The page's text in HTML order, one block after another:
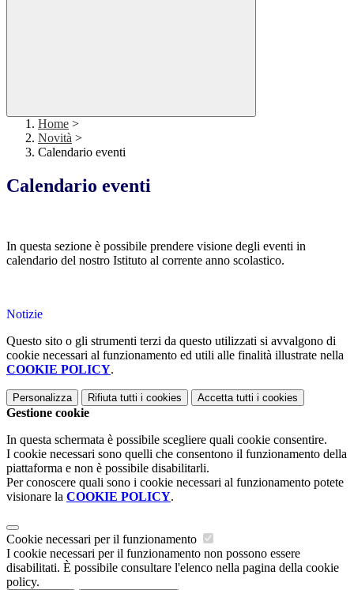
Home >
Novità >
Calendario eventi
Calendario eventi
In questa sezione è possibile prendere visione degli eventi in
calendario del nostro Istituto al corrente anno scolastico.
Notizie
Questo sito o gli strumenti terzi da questo utilizzati si avvalgono di
cookie necessari al funzionamento ed utili alle finalità illustrate nella
COOKIE POLICY.
Personalizza Rifiuta tutti i cookies Accetta tutti i cookies
Gestione cookie
In questa schermata è possibile scegliere quali cookie consentire.
I cookie necessari sono quelli che consentono il funzionamento della
piattaforma e non è possibile disabilitarli.
Per conoscere quali sono i cookie necessari al funzionamento potete
visionare la COOKIE POLICY.
Cookie necessari per il funzionamento
I cookie necessari per il funzionamento non possono essere
disabilitati. È possibile consultare l'elenco nella pagina della cookie
policy.